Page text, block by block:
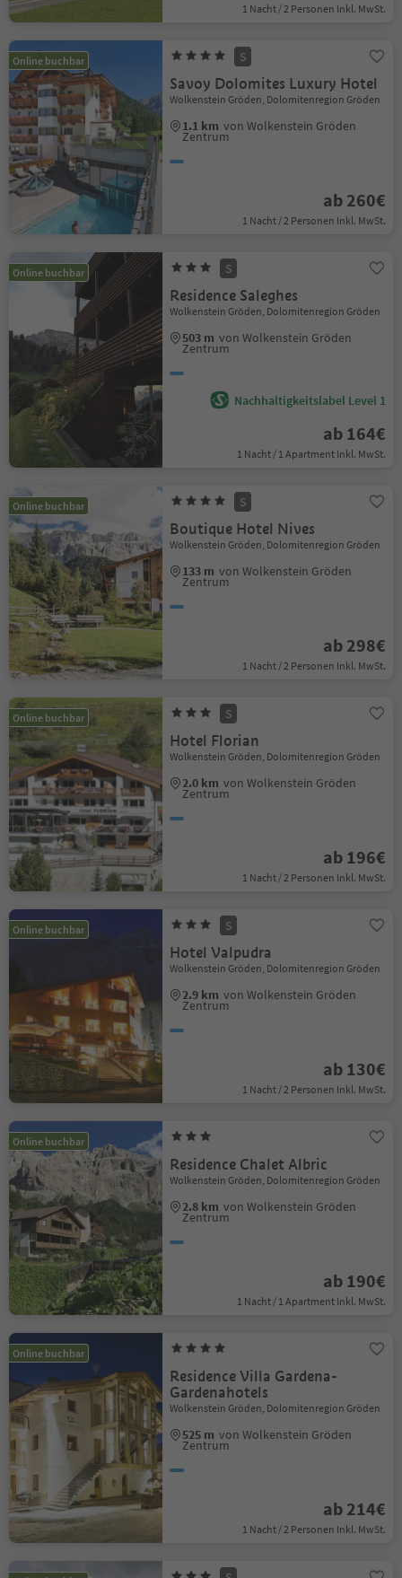
1 Nacht / 2 Personen Inkl. MwSt.
Online buchbar S
Savoy Dolomites Luxury Hotel
Wolkenstein Gröden, Dolomitenregion Gröden
1.1 km von Wolkenstein Gröden
Zentrum
ab 260€
1 Nacht / 2 Personen Inkl. MwSt.
Online buchbar S
Residence Saleghes
Wolkenstein Gröden, Dolomitenregion Gröden
503 m von Wolkenstein Gröden
Zentrum
Nachhaltigkeitslabel Level 1
ab 164€
1 Nacht / 1 Apartment Inkl. MwSt.
Online buchbar S
Boutique Hotel Nives
Wolkenstein Gröden, Dolomitenregion Gröden
133 m von Wolkenstein Gröden
Zentrum
ab 298€
1 Nacht / 2 Personen Inkl. MwSt.
Online buchbar S
Hotel Florian
Wolkenstein Gröden, Dolomitenregion Gröden
2.0 km von Wolkenstein Gröden
Zentrum
ab 196€
1 Nacht / 2 Personen Inkl. MwSt.
Online buchbar S
Hotel Valpudra
Wolkenstein Gröden, Dolomitenregion Gröden
2.9 km von Wolkenstein Gröden
Zentrum
ab 130€
1 Nacht / 2 Personen Inkl. MwSt.
Online buchbar
Residence Chalet Albric
Wolkenstein Gröden, Dolomitenregion Gröden
2.8 km von Wolkenstein Gröden
Zentrum
ab 190€
1 Nacht / 1 Apartment Inkl. MwSt.
Online buchbar
Residence Villa Gardena-
Gardenahotels
Wolkenstein Gröden, Dolomitenregion Gröden
525 m von Wolkenstein Gröden
Zentrum
ab 214€
1 Nacht / 2 Personen Inkl. MwSt.